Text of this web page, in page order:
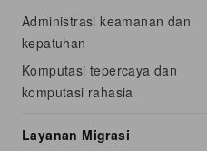
Administrasi keamanan dan
kepatuhan
Komputasi tepercaya dan
komputasi rahasia
Layanan Migrasi